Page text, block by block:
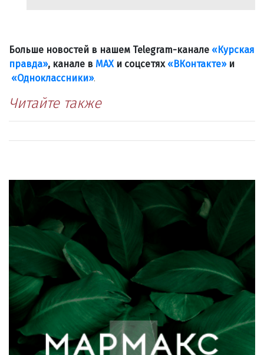
Больше новостей в нашем Telegram-канале «Курская
правда», канале в МАХи соцсетях «ВКонтакте»и
«Одноклассники».
Читайте также